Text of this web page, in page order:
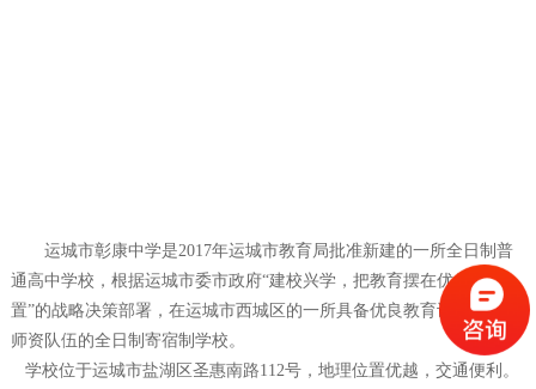
运城市彰康中学是2017年运城市教育局批准新建的一所全日制普
通高中学校，根据运城市委市政府“建校兴学，把教育摆在优先位
置”的战略决策部署，在运城市西城区的一所具备优良教育设施，强大
师资队伍的全日制寄宿制学校。
学校位于运城市盐湖区圣惠南路112号，地理位置优越，交通便利。